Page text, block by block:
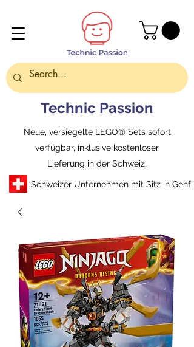
Neue, versiegelte LEGO® Sets sofort
verfügbar, inklusive kostenloser
Lieferung in der Schweiz.
Technic Passion
Schweizer Unternehmen mit Sitz in Genf